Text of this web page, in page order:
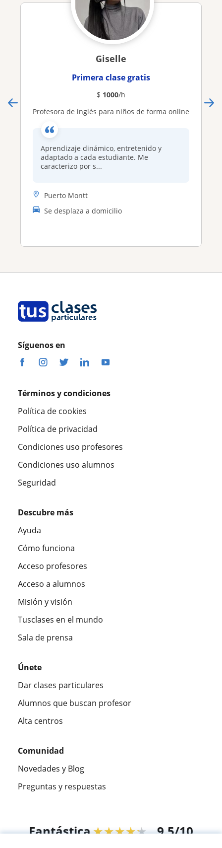
Giselle
Primera clase gratis
$ 1000/h
Profesora de inglés para niños de forma online
Aprendizaje dinámico, entretenido y
adaptado a cada estudiante. Me
caracterizo por s...
Puerto Montt
Se desplaza a domicilio
Síguenos en
Términos y condiciones
Política de cookies
Política de privacidad
Condiciones uso profesores
Condiciones uso alumnos
Seguridad
Descubre más
Ayuda
Cómo funciona
Acceso profesores
Acceso a alumnos
Misión y visión
Tusclases en el mundo
Sala de prensa
Únete
Dar clases particulares
Alumnos que buscan profesor
Alta centros
Comunidad
Novedades y Blog
Preguntas y respuestas
Fantástica★★★★★ 9,5/10